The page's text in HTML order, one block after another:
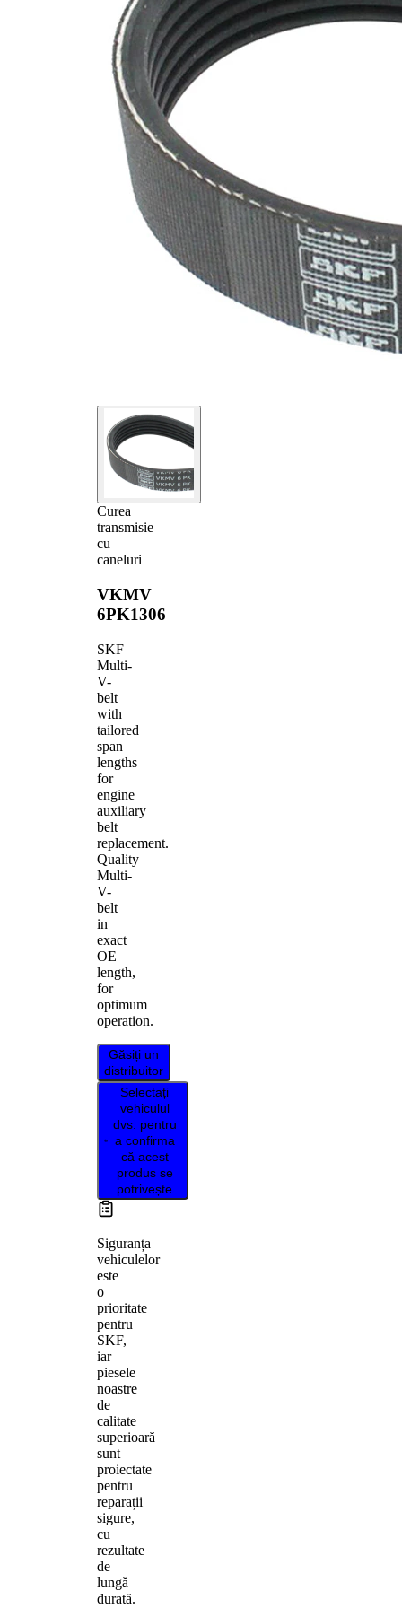
Curea
transmisie
cu
caneluri
VKMV
6PK1306
SKF
Multi-
V-
belt
with
tailored
span
lengths
for
engine
auxiliary
belt
replacement.
Quality
Multi-
V-
belt
in
exact
OE
length,
for
optimum
operation.
Găsiți un
distribuitor
Selectați
vehiculul
dvs. pentru
a confirma
că acest
produs se
potrivește
Siguranța
vehiculelor
este
o
prioritate
pentru
SKF,
iar
piesele
noastre
de
calitate
superioară
sunt
proiectate
pentru
reparații
sigure,
cu
rezultate
de
lungă
durată.
nervuri
SVHC
Nu sunt
disponibile
substante
SVHC
Material
curea
dienă
cauciuc)